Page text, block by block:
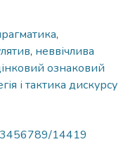
,
, неввічлива
ознаковий
і тактика дискурсу
14419